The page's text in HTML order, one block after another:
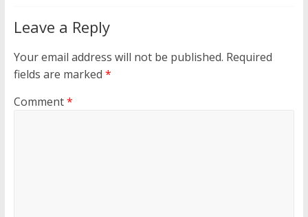
Leave a Reply
Your email address will not be published. Required
fields are marked *
Comment*